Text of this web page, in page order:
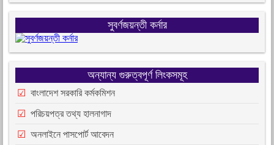
সুবর্ণজয়ন্তী কর্নার
অন্যান্য গুরুত্বপূর্ণ লিংকসমূহ
বাংলাদেশ সরকারি কর্মকমিশন
পরিচয়পত্র তথ্য হালনাগাদ
অনলাইনে পাসপোর্ট আবেদন